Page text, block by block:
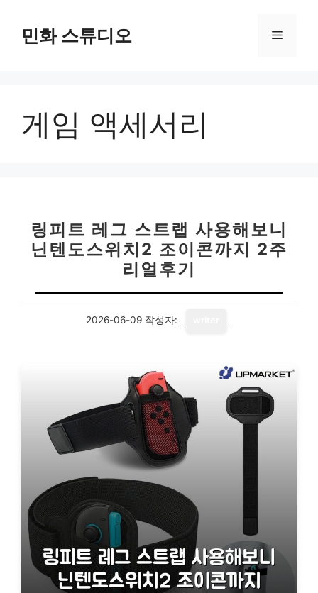
민화 스튜디오 메
게임 액세서리
링피트 레그 스트랩 사용해보니
닌텐도스위치2 조이콘까지 2주
리얼후기
2026-06-09 작성자: